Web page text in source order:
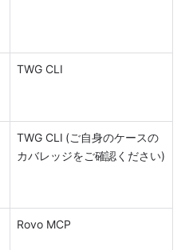
TWG CLI
TWG CLI (ご自身のケースの
Rovo MCP